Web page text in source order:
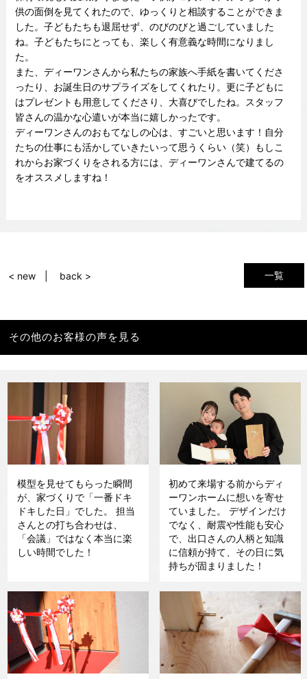
供の面倒を見てくれたので、ゆっくりと相談することができま
した。子どもたちも退屈せず、のびのびと過ごしていました
ね。子どもたちにとっても、楽しく有意義な時間になりまし
た。
また、ディーワンさんから私たちの家族へ手紙を書いてくださ
ったり、お誕生日のサプライズをしてくれたり。更に子どもに
はプレゼントも用意してくださり、大喜びでしたね。スタッフ
皆さんの温かな心遣いが本当に嬉しかったです。
ディーワンさんのおもてなしの心は、すごいと思います！自分
たちの仕事にも活かしていきたいって思うくらい（笑）もしこ
れからお家づくりをされる方には、ディーワンさんで建てるの
をオススメしますね！
一覧
< new back >
その他のお客様の声を見る
模型を見せてもらった瞬間
が、家づくりで「一番ドキ
ドキした日」でした。 担当
さんとの打ち合わせは、
「会議」ではなく本当に楽
しい時間でした！
初めて来場する前からディ
ーワンホームに想いを寄せ
ていました。 デザインだけ
でなく、耐震や性能も安心
で、出口さんの人柄と知識
に信頼が持て、その日に気
持ちが固まりました！